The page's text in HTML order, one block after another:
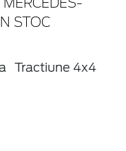
STOC
Tractiune 4x4